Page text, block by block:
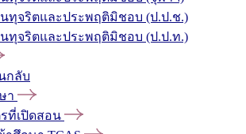
นทุจริตและประพฤติมิชอบ (ป.ป.ช.)
นทุจริตและประพฤติมิชอบ (ป.ป.ท.)
กลับ
า
ที่เปิดสอน